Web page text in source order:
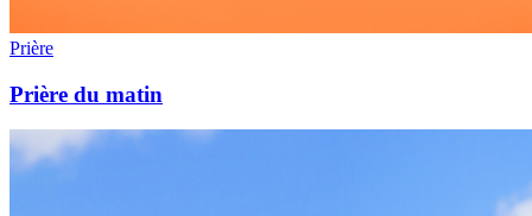
Prière
Prière du matin